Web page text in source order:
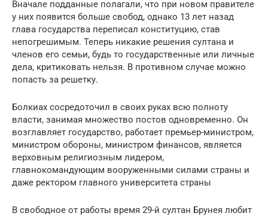
Вначале подданные полагали, что при новом правителе
у них появится больше свобод, однако 13 лет назад
глава государства переписал конституцию, став
непогрешимым. Теперь никакие решения султана и
членов его семьи, будь то государственные или личные
дела, критиковать нельзя. В противном случае можно
попасть за решетку.
Болкиах сосредоточил в своих руках всю полноту
власти, занимая множество постов одновременно. Он
возглавляет государство, работает премьер-министром,
министром обороны, министром финансов, является
верховным религиозным лидером,
главнокомандующим вооруженными силами страны и
даже ректором главного университета страны
В свободное от работы время 29-й султан Брунея любит